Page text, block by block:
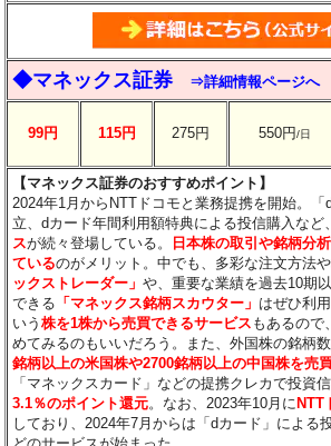
◆マネックス証券 ⇒詳細情報ページへ
99円 115円 275円 550円/日
【マネックス証券のおすすめポイント】
2024年1月からNTTドコモと業務提携を開始。
立、dカード年間利用額特典による投信購入など、
スが続々登場している。
日本株の取引や銘柄分
ているのがメリット。中でも、多彩な注文方法
ックストレーダー」や、重要な業績を過去10期
できる 「マネックス銘柄スカウター」 はぜひ利
いう株を1株から売買できるサービス もあるので
めてみるのもいいだろう。また、外国株の銘柄
銘柄以上の米国株や2700銘柄以上の中国株を売
「マネックスカード」などの提携クレカで投資
3.1％のポイント還元。なお、2023年10月にNTT
しており、2024年7月からは「dカード」による
どのサービスが始まった。